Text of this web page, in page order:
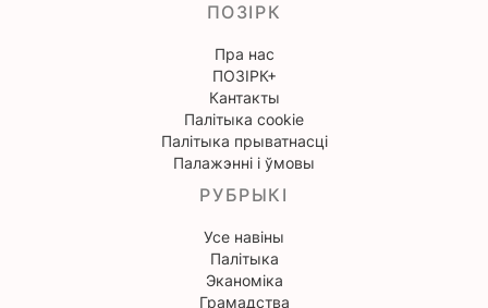
ПОЗІРК
Пра нас
ПОЗІРК+
Кантакты
Палітыка cookie
Палітыка прыватнасці
Палажэнні і ўмовы
РУБРЫКІ
Усе навіны
Палітыка
Эканоміка
Грамадства